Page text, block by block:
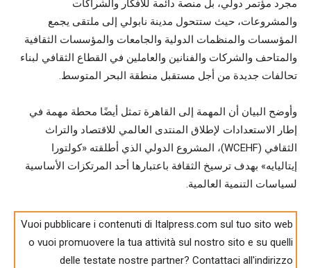
مجرد مؤتمر دولي، بل منصة دائمة للأفكار والشراكات
والمشروعات، حيث ستتحول مدينة نابولي إلى ملتقى يجمع
المؤسسات والمنظمات الدولية والجامعات والمؤسسات الثقافية
والمتاحف والشركات والفنانين والعاملين في القطاع الثقافي لبناء
تحالفات جديدة من أجل مستقبل منطقة البحر المتوسط.
وأوضح البيان أن المهمة إلى القاهرة تمثل أيضًا محطة مهمة في
إطار الاستعدادات لإطلاق المنتدى العالمي للاقتصاد والتراث
الثقافي (WCEHF)، المشروع الدولي الذي أطلقته «كولتورا
إيتاليايه» بهدف ترسيخ الثقافة باعتبارها أحد المرتكزات الأساسية
لسياسات التنمية العالمية.
Vuoi pubblicare i contenuti di Italpress.com sul tuo sito web
o vuoi promuovere la tua attività sul nostro sito e su quelli
delle testate nostre partner? Contattaci all'indirizzo